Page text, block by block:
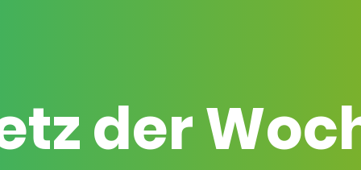
der